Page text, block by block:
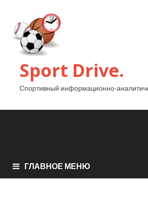
Sport Drive.
Спортивный информационно-
ГЛАВНОЕ МЕНЮ